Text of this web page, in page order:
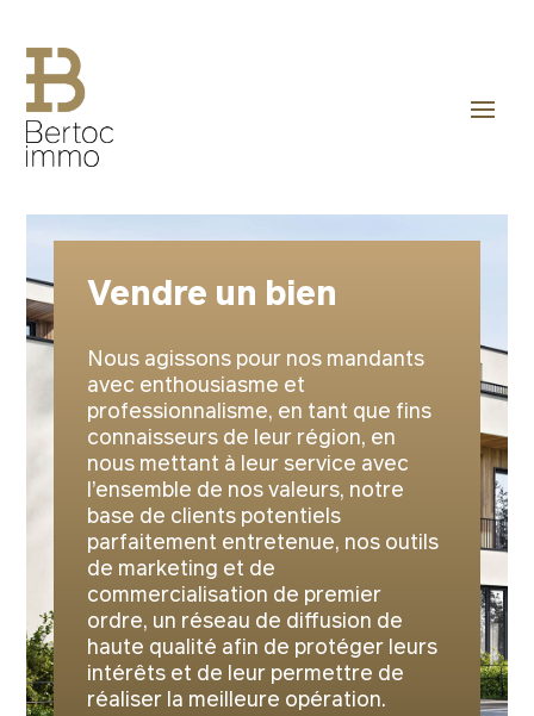
Vendre un bien
Nous agissons pour nos mandants
avec enthousiasme et
professionnalisme, en tant que fins
connaisseurs de leur région, en
nous mettant à leur service avec
l’ensemble de nos valeurs, notre
base de clients potentiels
parfaitement entretenue, nos outils
de marketing et de
commercialisation de premier
ordre, un réseau de diffusion de
haute qualité afin de protéger leurs
intérêts et de leur permettre de
réaliser la meilleure opération.